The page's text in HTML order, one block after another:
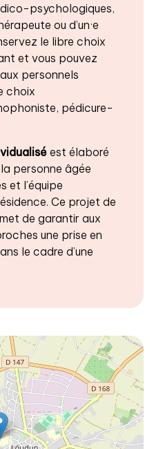
psychologiques,
ou d’un·e
le libre choix
et vous pouvez
personnels
choix
pédicure-
est élaboré
personne âgée
et l’équipe
Ce projet de
de garantir aux
une prise en
le cadre d’une